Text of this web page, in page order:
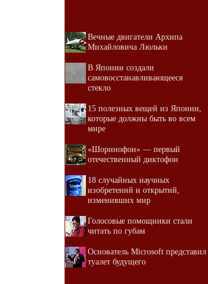
Вечные двигатели Архипа
Михайловича Люльки
В Японии создали
самовосстанавливающееся
стекло
15 полезных вещей из Японии,
которые должны быть во всем
мире
«Шоринофон» — первый
отечественный диктофон
18 случайных научных
изобретений и открытий,
изменивших мир
Голосовые помощники стали
читать по губам
Основатель Microsoft представил
туалет будущего